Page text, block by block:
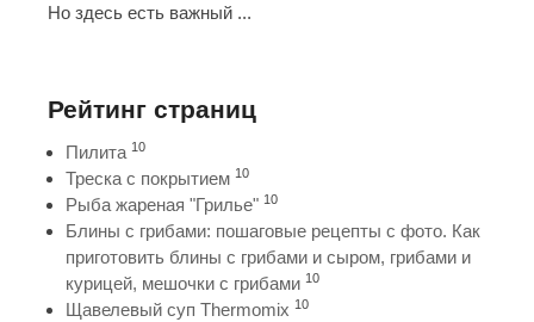
Но здесь есть важный ...
Рейтинг страниц
Пилита 10
Треска с покрытием 10
Рыба жареная "Грилье" 10
Блины с грибами: пошаговые рецепты с фото. Как
приготовить блины с грибами и сыром, грибами и
курицей, мешочки с грибами 10
Щавелевый суп Thermomix 10